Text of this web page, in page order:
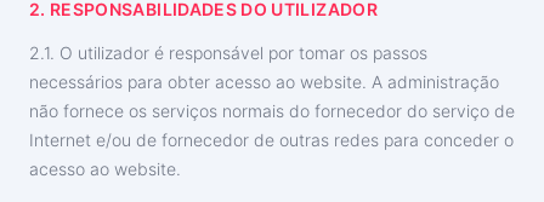
2. RESPONSABILIDADES DO UTILIZADOR
2.1. O utilizador é responsável por tomar os passos
necessários para obter acesso ao website. A administração
não fornece os serviços normais do fornecedor do serviço de
Internet e/ou de fornecedor de outras redes para conceder o
acesso ao website.